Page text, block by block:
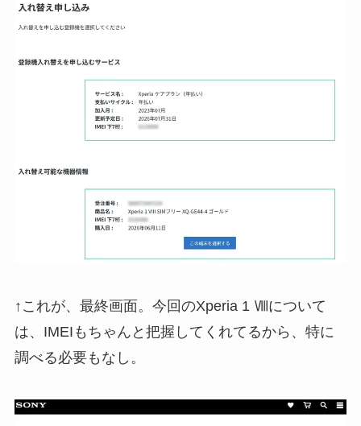
↑これが、最終画面。今回のXperia 1 Ⅷについて
は、IMEIもちゃんと把握してくれてるから、特に
調べる必要もなし。